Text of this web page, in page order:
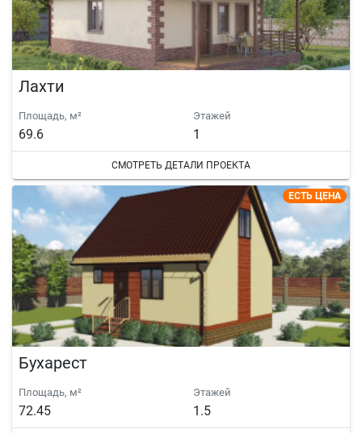
Лахти
Площадь, м²
69.6
Этажей
1
СМОТРЕТЬ ДЕТАЛИ ПРОЕКТА
ЕСТЬ ЦЕНА
Бухарест
Площадь, м²
72.45
Этажей
1.5